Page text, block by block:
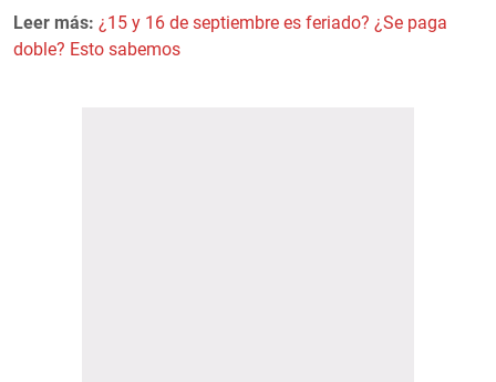
Leer más: ¿15 y 16 de septiembre es feriado? ¿Se paga
doble? Esto sabemos